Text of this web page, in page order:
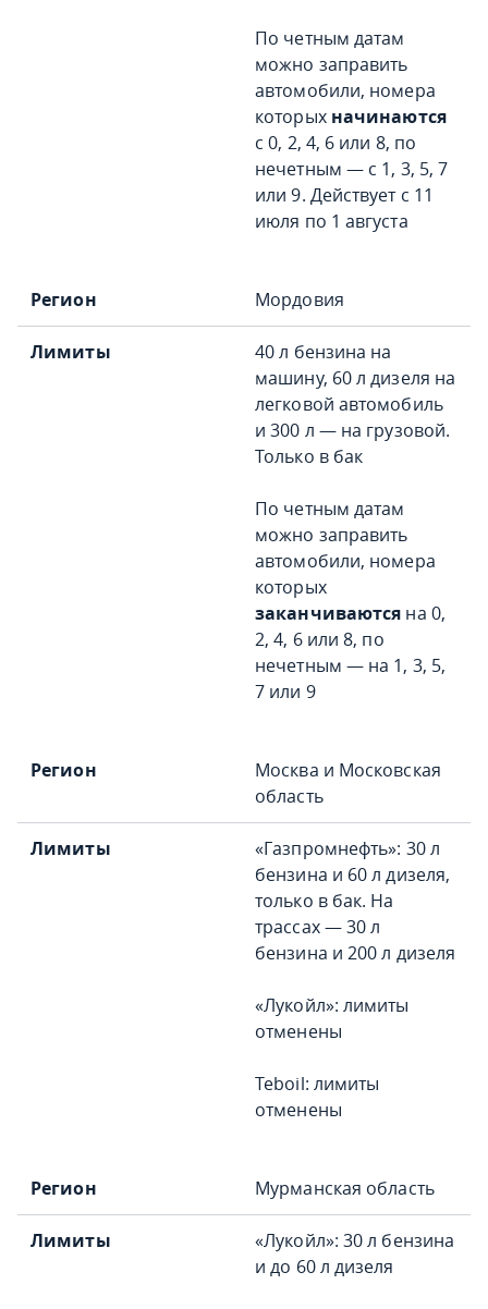
По четным датам
можно заправить
автомобили, номера
которых начинаются
с 0, 2, 4, 6 или 8, по
нечетным — с 1, 3, 5, 7
или 9. Действует с 11
июля по 1 августа
Мордовия
40 л бензина на
машину, 60 л дизеля на
легковой автомобиль
и 300 л — на грузовой.
Только в бак
По четным датам
можно заправить
автомобили, номера
которых
заканчиваются на 0,
2, 4, 6 или 8, по
нечетным — на 1, 3, 5,
7 или 9
Москва и Московская
область
«Газпромнефть»: 30 л
бензина и 60 л дизеля,
только в бак. На
трассах — 30 л
бензина и 200 л дизеля
«Лукойл»: лимиты
отменены
Teboil: лимиты
отменены
Мурманская область
«Лукойл»: 30 л бензина
и до 60 л дизеля